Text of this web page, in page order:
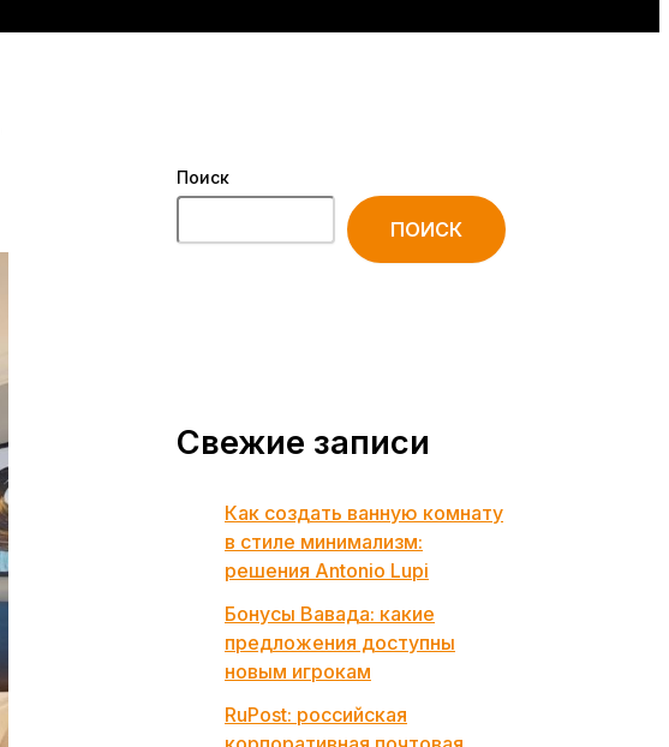
Поиск
ПОИСК
Свежие записи
Как создать ванную комнату
в стиле минимализм:
решения Antonio Lupi
Бонусы Вавада: какие
предложения доступны
новым игрокам
RuPost: российская